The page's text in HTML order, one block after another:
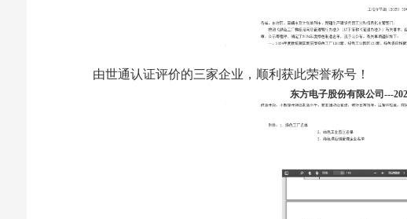
由世通认证评价的三家企业，顺利获此荣誉称号！
东方电子股份有限公司---